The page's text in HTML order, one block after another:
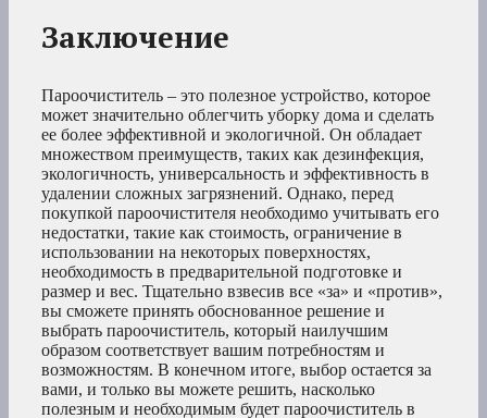
Заключение
Пароочиститель – это полезное устройство, которое
может значительно облегчить уборку дома и сделать
ее более эффективной и экологичной. Он обладает
множеством преимуществ, таких как дезинфекция,
экологичность, универсальность и эффективность в
удалении сложных загрязнений. Однако, перед
покупкой пароочистителя необходимо учитывать его
недостатки, такие как стоимость, ограничение в
использовании на некоторых поверхностях,
необходимость в предварительной подготовке и
размер и вес. Тщательно взвесив все «за» и «против»,
вы сможете принять обоснованное решение и
выбрать пароочиститель, который наилучшим
образом соответствует вашим потребностям и
возможностям. В конечном итоге, выбор остается за
вами, и только вы можете решить, насколько
полезным и необходимым будет пароочиститель в